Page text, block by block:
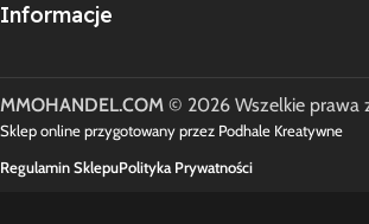
Informacje
MMOHANDEL.COM © 2026 Wszelkie prawa
Sklep online przygotowany przez Podhale Kreatywne
Regulamin SklepuPolityka Prywatności